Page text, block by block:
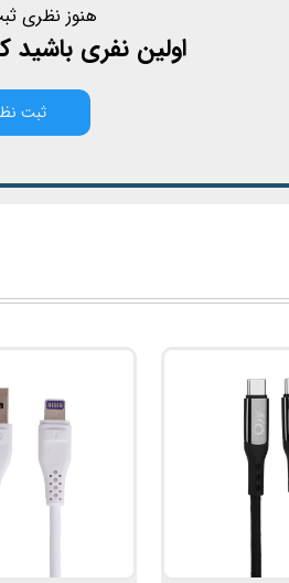
هنوز نظری
اولین نفری
ثبت